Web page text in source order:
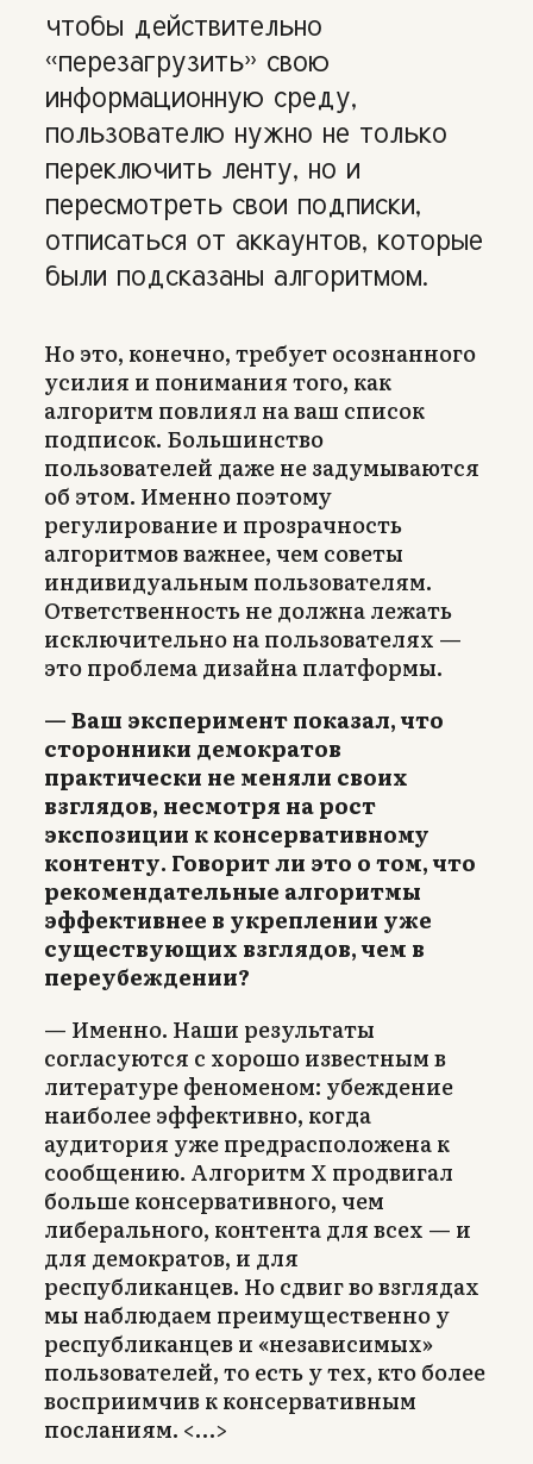
чтобы действительно
«перезагрузить» свою
информационную среду,
пользователю нужно не только
переключить ленту, но и
пересмотреть свои подписки,
отписаться от аккаунтов, которые
были подсказаны алгоритмом.
Но это, конечно, требует осознанного
усилия и понимания того, как
алгоритм повлиял на ваш список
подписок. Большинство
пользователей даже не задумываются
об этом. Именно поэтому
регулирование и прозрачность
алгоритмов важнее, чем советы
индивидуальным пользователям.
Ответственность не должна лежать
исключительно на пользователях —
это проблема дизайна платформы.
— Ваш эксперимент показал, что
сторонники демократов
практически не меняли своих
взглядов, несмотря на рост
экспозиции к консервативному
контенту. Говорит ли это о том, что
рекомендательные алгоритмы
эффективнее в укреплении уже
существующих взглядов, чем в
переубеждении?
— Именно. Наши результаты
согласуются с хорошо известным в
литературе феноменом: убеждение
наиболее эффективно, когда
аудитория уже предрасположена к
сообщению. Алгоритм X продвигал
больше консервативного, чем
либерального, контента для всех — и
для демократов, и для
республиканцев. Но сдвиг во взглядах
мы наблюдаем преимущественно у
республиканцев и «независимых»
пользователей, то есть у тех, кто более
восприимчив к консервативным
посланиям. <…>